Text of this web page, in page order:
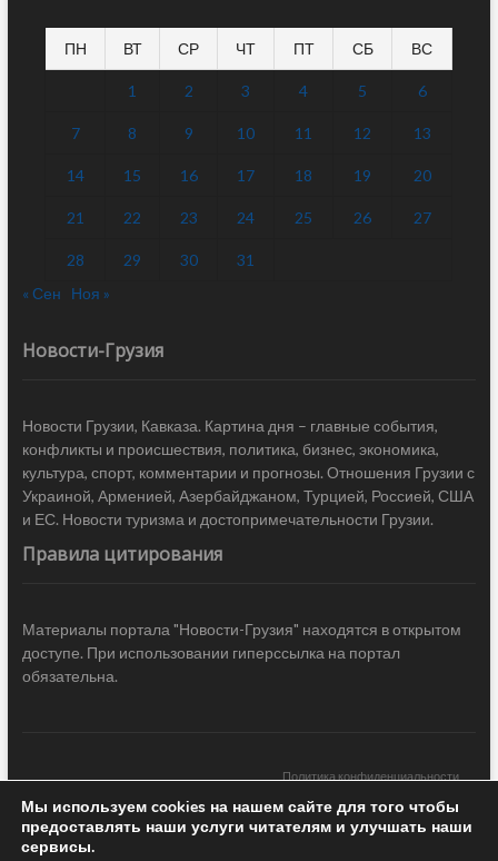
ПН ВТ СР ЧТ ПТ СБ ВС
1 2 3 4 5 6
7 8 9 10 11 12 13
14 15 16 17 18 19 20
21 22 23 24 25 26 27
28 29 30
31
« Сен
Ноя »
Новости-Грузия
Новости Грузии, Кавказа. Картина дня – главные события,
конфликты и происшествия, политика, бизнес, экономика,
культура, спорт, комментарии и прогнозы. Отношения Грузии с
Украиной, Арменией, Азербайджаном, Турцией, Россией, США
и ЕС. Новости туризма и достопримечательности Грузии.
Правила цитирования
Материалы портала "Новости-Грузия" находятся в открытом
доступе. При использовании гиперссылка на портал
обязательна.
Политика конфиденциальности
Новости Грузии| Black Sea Press LTD © 2020 All Rights Reserved /
Design & development —
Мы используем cookies на нашем сайте для того чтобы
предоставлять наши услуги читателям и улучшать наши
сервисы.